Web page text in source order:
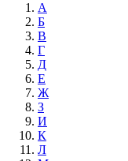
А
Б
В
Г
Д
Е
Ж
З
И
К
Л